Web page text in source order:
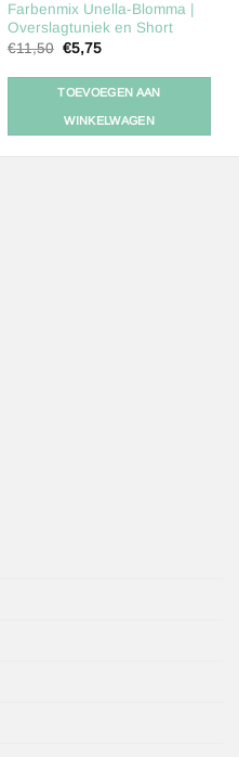
Farbenmix Unella-Blomma |
Overslagtuniek en Short
€11,50 Oorspronkelijke
prijs
was:
€11,50.
€5,75Huidige
is:
€5,75.
TOEVOEGEN AAN
WINKELWAGEN